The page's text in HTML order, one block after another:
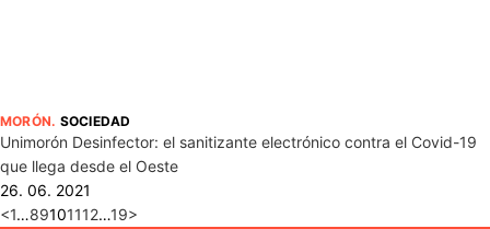
MORÓN. SOCIEDAD
Unimorón Desinfector: el sanitizante electrónico contra el Covid-19
que llega desde el Oeste
26. 06. 2021
<1…89101112…19>